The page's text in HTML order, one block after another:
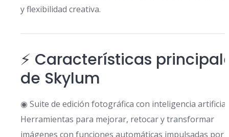
y flexibilidad creativa.
⚡ Características
de Skylum
◉ Suite de edición fotográfica con inteligencia
Herramientas para mejorar, retocar y transformar
imágenes con funciones automáticas impulsadas por